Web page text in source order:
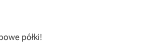
półki!